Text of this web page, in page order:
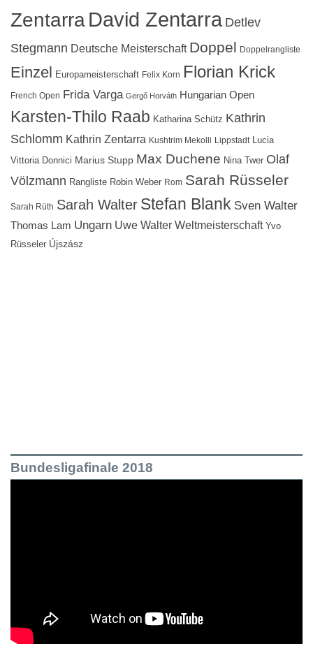
ZentarraDavid Zentarra Detlev
Stegmann Deutsche Meisterschaft Doppel Doppelrangliste
Einzel Europameisterschaft Felix Korn Florian Krick
French Open Frida Varga Gergő Horváth Hungarian Open
Karsten-Thilo Raab Katharina Schütz Kathrin
Schlomm Kathrin Zentarra Kushtrim Mekolli Lippstadt Lucia
Vittoria Donnici Marius Stupp Max Duchene Nina Twer Olaf
Völzmann Rangliste Robin Weber Rom Sarah Rüsseler
Sarah Rüth Sarah Walter Stefan Blank Sven Walter
Thomas Lam Ungarn Uwe Walter Weltmeisterschaft Yvo
Rüsseler Újszász
Bundesligafinale 2018